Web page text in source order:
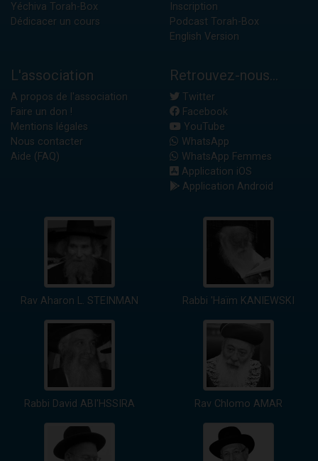
Yéchiva Torah-Box
Dédicacer un cours
Inscription
Podcast Torah-Box
English Version
L'association
A propos de l'association
Faire un don !
Mentions légales
Nous contacter
Aide (FAQ)
Retrouvez-nous...
Twitter
Facebook
YouTube
WhatsApp
WhatsApp Femmes
Application iOS
Application Android
Rav Aharon L. STEINMAN Rabbi 'Haïm KANIEWSKI
Rabbi David ABI'HSSIRA Rav Chlomo AMAR